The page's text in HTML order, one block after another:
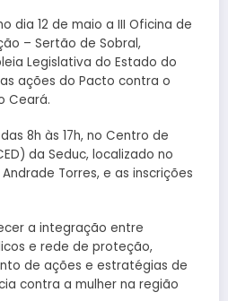
dia 12 de maio a III Oficina de
– Sertão de Sobral,
Legislativa do Estado do
ações do Pacto contra o
Ceará.
8h às 17h, no Centro de
da Seduc, localizado no
Torres, e as inscrições
a integração entre
e rede de proteção,
de ações e estratégias de
contra a mulher na região